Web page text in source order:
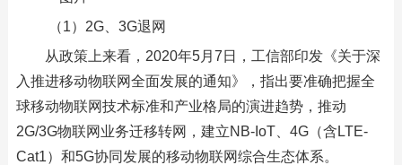
（1）2G、3G退网
从政策上来看，2020年5月7日，工信部印发《关于深
入推进移动物联网全面发展的通知》，指出要准确把握全
球移动物联网技术标准和产业格局的演进趋势，推动
2G/3G物联网业务迁移转网，建立NB-IoT、4G（含LTE-
Cat1）和5G协同发展的移动物联网综合生态体系。